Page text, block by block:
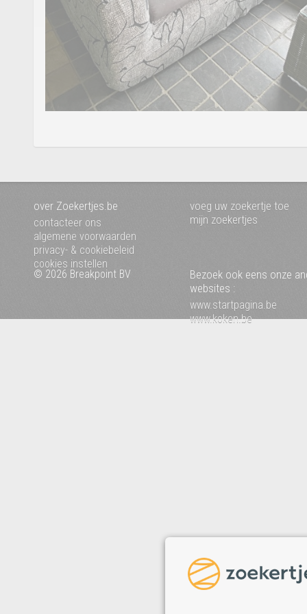
over Zoekertjes.be
contacteer ons
algemene voorwaarden
privacy- & cookiebeleid
cookies instellen
voeg uw zoekertje toe
mijn zoekertjes
© 2026 Breakpoint BV
Bezoek ook eens onze
websites :
www.startpagina.be
www.koken.be